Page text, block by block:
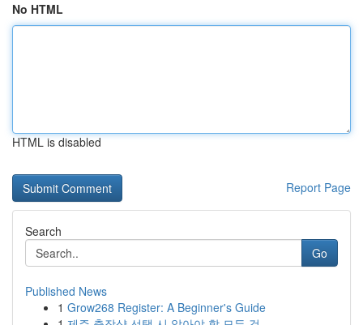
No HTML
HTML is disabled
Report Page
Search
Go
Published News
1 Grow268 Register: A Beginner's Guide